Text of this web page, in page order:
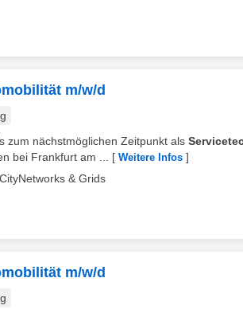
m/w/d
zum nächstmöglichen Zeitpunkt als
bei Frankfurt am ...
[ Weitere Infos ]
& Grids
m/w/d